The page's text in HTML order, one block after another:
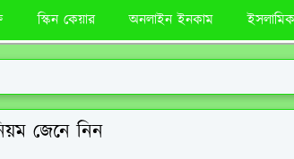
স্কিন কেয়ার অনলাইন ইনকাম
জেনে নিন